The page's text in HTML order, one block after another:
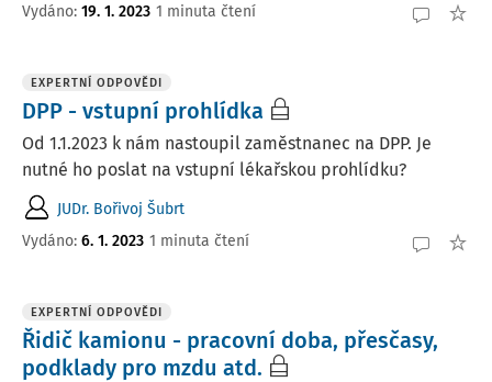
Vydáno: 19. 1. 2023 1 minuta čtení
EXPERTNÍ ODPOVĚDI
DPP - vstupní prohlídka
Od 1.1.2023 k nám nastoupil zaměstnanec na DPP. Je
nutné ho poslat na vstupní lékařskou prohlídku?
JUDr. Bořivoj Šubrt
Vydáno: 6. 1. 2023 1 minuta čtení
EXPERTNÍ ODPOVĚDI
Řidič kamionu - pracovní doba, přesčasy,
podklady pro mzdu atd.